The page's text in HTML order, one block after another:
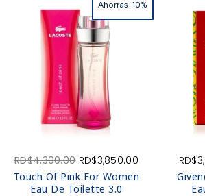
Ahorras-10%
RD$4,300.00 El
precio
original
RD$3,850.00El
precio
actual
Touch Of Pink For Women
Eau De Toilette 3.0
RD$